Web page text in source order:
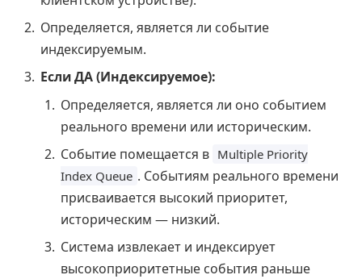
Определяется, является ли событие
индексируемым.
Если ДА (Индексируемое):
Определяется, является ли оно событием
реального времени или историческим.
Событие помещается в Multiple Priority
Index Queue . Событиям реального времени
присваивается высокий приоритет,
историческим — низкий.
Система извлекает и индексирует
высокоприоритетные события раньше